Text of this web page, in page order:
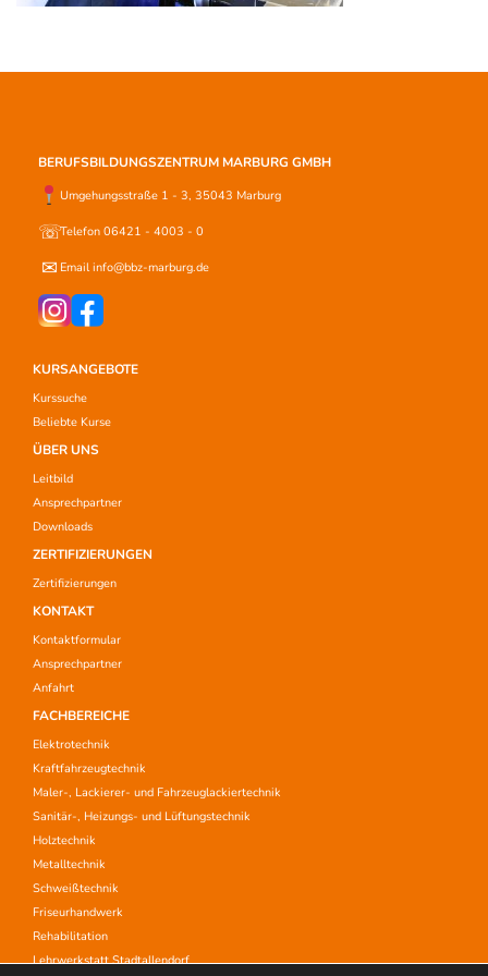
BERUFSBILDUNGSZENTRUM MARBURG GMBH
Umgehungsstraße 1 - 3, 35043 Marburg
☏Telefon 06421 - 4003 - 0
✉ Email info@bbz-marburg.de
KURSANGEBOTE
Kurssuche
Beliebte Kurse
ÜBER UNS
Leitbild
Ansprechpartner
Downloads
ZERTIFIZIERUNGEN
Zertifizierungen
KONTAKT
Kontaktformular
Ansprechpartner
Anfahrt
FACHBEREICHE
Elektrotechnik
Kraftfahrzeugtechnik
Maler-, Lackierer- und Fahrzeuglackiertechnik
Sanitär-, Heizungs- und Lüftungstechnik
Holztechnik
Metalltechnik
Schweißtechnik
Friseurhandwerk
Rehabilitation
Lehrwerkstatt Stadtallendorf